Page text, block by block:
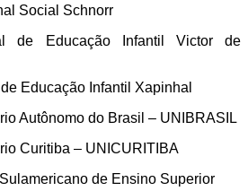
Social Schnorr
de Educação Infantil Victor de
Educação Infantil Xapinhal
Autônomo do Brasil – UNIBRASIL
Curitiba – UNICURITIBA
de Ensino Superior